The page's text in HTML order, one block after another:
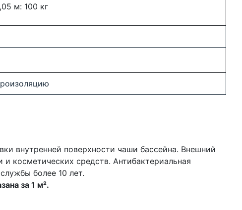
м: 100 кг
внутренней поверхности чаши бассейна. Внешний
косметических средств. Антибактериальная
более 10 лет.
за 1 м².